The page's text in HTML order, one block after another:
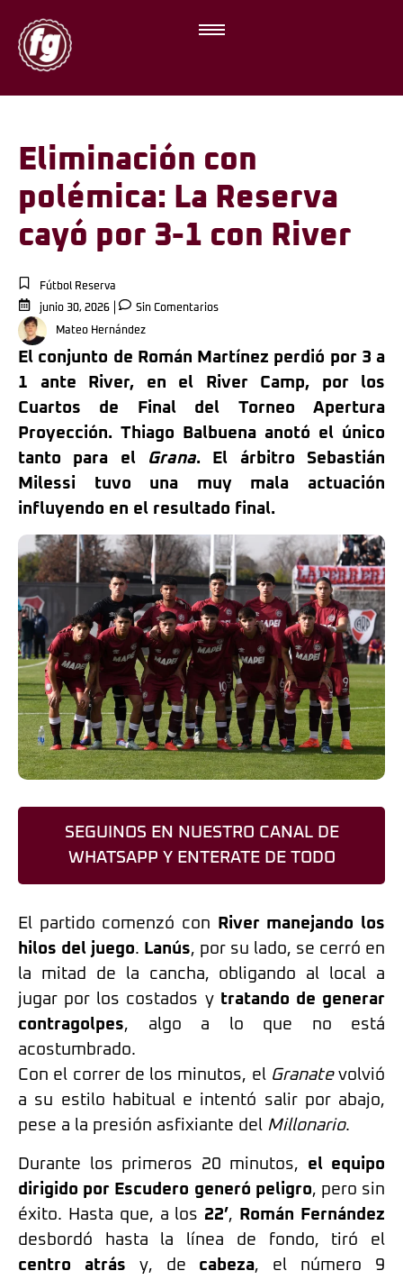
Eliminación con
polémica: La Reserva
cayó por 3-1 con River
Fútbol Reserva
junio 30, 2026
Sin Comentarios
Mateo Hernández
El conjunto de Román Martínez perdió por 3 a
1 ante River, en el River Camp, por los
Cuartos de Final del Torneo Apertura
Proyección. Thiago Balbuena anotó el único
tanto para el
Grana. El árbitro Sebastián
Milessi tuvo una muy mala actuación
influyendo en el resultado final.
SEGUINOS EN NUESTRO CANAL DE
WHATSAPP Y ENTERATE DE TODO
El partido comenzó con River manejando los
hilos del juego. Lanús, por su lado, se cerró en
la mitad de la cancha, obligando al local a
jugar por los costados y tratando de generar
contragolpes, algo a lo que no está
acostumbrado.
Con el correr de los minutos, el Granatevolvió
a su estilo habitual e intentó salir por abajo,
pese a la presión asfixiante del Millonario.
Durante los primeros 20 minutos, el equipo
dirigido por Escudero generó peligro, pero sin
éxito. Hasta que, a los 22’,
Román Fernández
desbordó hasta la línea de fondo, tiró el
centro atrás y, de cabeza, el número 9